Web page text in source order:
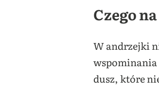
Czego
W andrzejki
wspominania
dusz, które